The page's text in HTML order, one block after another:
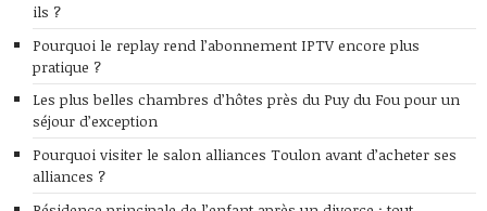
ils ?
Pourquoi le replay rend l’abonnement IPTV encore plus
pratique ?
Les plus belles chambres d’hôtes près du Puy du Fou pour un
séjour d’exception
Pourquoi visiter le salon alliances Toulon avant d’acheter ses
alliances ?